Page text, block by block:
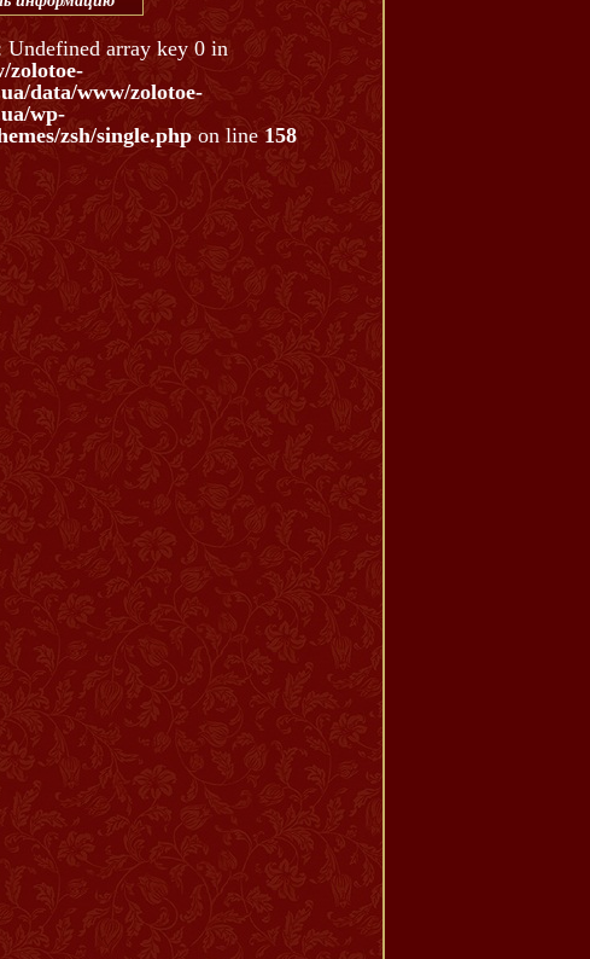
Undefined array key 0 in
zolotoe-
data/www/zolotoe-
wp-
zsh/single.php on line158